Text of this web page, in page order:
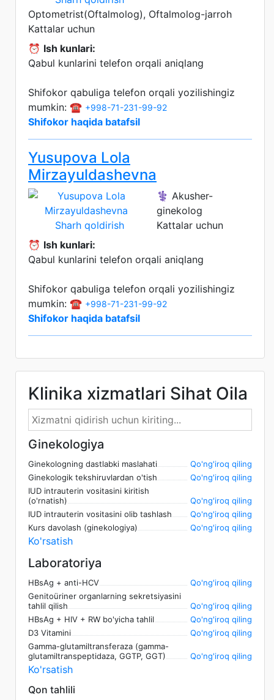
Optometrist(Oftalmolog), Oftalmolog-jarroh
Kattalar uchun
⏰ Ish kunlari:
Qabul kunlarini telefon orqali aniqlang
Shifokor qabuliga telefon orqali yozilishingiz
mumkin: ☎️ +998-71-231-99-92
Shifokor haqida batafsil
Yusupova Lola
Mirzayuldashevna
Sharh qoldirish
⚕️ Akusher-
ginekolog
Kattalar uchun
⏰ Ish kunlari:
Qabul kunlarini telefon orqali aniqlang
Shifokor qabuliga telefon orqali yozilishingiz
mumkin: ☎️ +998-71-231-99-92
Shifokor haqida batafsil
Klinika xizmatlari Sihat Oila
Ginekologiya
Ginekologning dastlabki maslahati
Qo'ng'iroq qiling
Ginekologik tekshiruvlardan o'tish
Qo'ng'iroq qiling
IUD intrauterin vositasini kiritish
(o'rnatish)
Qo'ng'iroq qiling
IUD intrauterin vositasini olib tashlash
Qo'ng'iroq qiling
Kurs davolash (ginekologiya)
Qo'ng'iroq qiling
Ko'rsatish
Laboratoriya
HBsAg + anti-HCV
Qo'ng'iroq qiling
Genitoüriner organlarning sekretsiyasini
tahlil qilish
Qo'ng'iroq qiling
HBsAg + HIV + RW bo'yicha tahlil
Qo'ng'iroq qiling
D3 Vitamini
Qo'ng'iroq qiling
Gamma-glutamiltransferaza (gamma-
glutamiltranspeptidaza, GGTP, GGT)
Qo'ng'iroq qiling
Ko'rsatish
Qon tahlili